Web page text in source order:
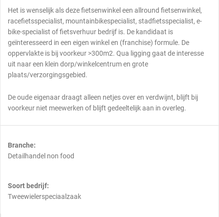
Het is wenselijk als deze fietsenwinkel een allround fietsenwinkel,
racefietsspecialist, mountainbikespecialist, stadfietsspecialist, e-
bike-specialist of fietsverhuur bedrijf is. De kandidaat is
geïnteresseerd in een eigen winkel en (franchise) formule. De
oppervlakte is bij voorkeur >300m2. Qua ligging gaat de interesse
uit naar een klein dorp/winkelcentrum en grote
plaats/verzorgingsgebied.
De oude eigenaar draagt alleen netjes over en verdwijnt, blijft bij
voorkeur niet meewerken of blijft gedeeltelijk aan in overleg.
Branche:
Detailhandel non food
Soort bedrijf:
Tweewielerspeciaalzaak